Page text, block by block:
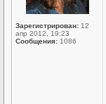
Зарегистрирован: 12
апр 2012, 19:23
Сообщения: 1086